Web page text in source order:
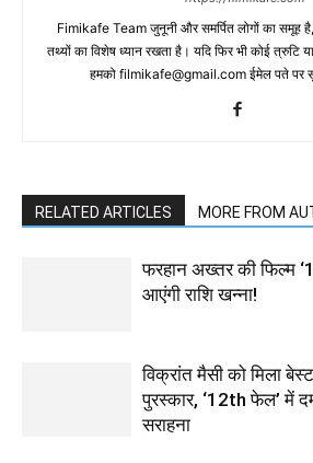
Fimikafe Team जुनूनी और समर्पित लोगों का समूह
तथ्‍यों का विशेष ध्‍यान रखता है। यदि फिर भी कोई त्रुटि
हमको filmikafe@gmail.com ईमेल पते पर
RELATED ARTICLES MORE FROM
फरहान अख्तर की फिल्म
आएंगी राशि खन्ना!
विक्रांत मैसी को मिला
पुरस्कार, ‘12th फेल’ में
सराहना